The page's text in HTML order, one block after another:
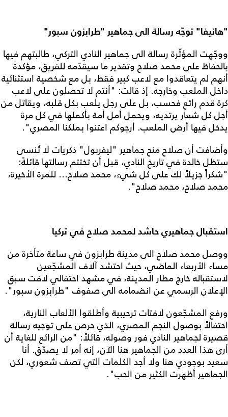
"هانيفا" توجّه رسالة الى جماهير "طرابزون سبور"
ووجّهت المؤثّرة رسالة الى جماهير النادي التركي، طالبتهم فيها
بالحفاظ على محمد صلاح وتقدير ما سيقدّمه للفريق، مؤكدةً
أنهم لم يتعاقدوا مع لاعب كبير فقط، بل مع شخصية استثنائية
داخل الملعب وخارجه. إذ قالت: "أنتم لا تحصلون على لاعب
كرة قدم رائع فحسب، بل على رجل يلعب بكل قلبه، ويقاتل من
أجل كل شعار يرتديه، ويحمل أمل أمة بأكملها في كل مرة
يدخل فيها أرض الملعب. أرجوكم اعتنوا بملكنا المصري".
وأضافت أن صلاح منح جماهير "ليفربول" ذكريات لا تُنسى
ستظل خالدة في تاريخ النادي، قبل أن تختتم رسالتها قائلةً:
"شكراً جزيلاً لكَ على كل شيء، محمد صلاح... للمرة الأخيرة،
محمد صلاح، محمد صلاح".
استقبال جماهيري حاشد لمحمد صلاح في تركيا
ووصل محمد صلاح الى مدينة طرابزون في ساعة متأخرة من
مساء الأربعاء الماضي، حيث احتشد آلاف المشجّعين
لاستقباله خارج مطار المدينة، في مشهد احتفالي لافت سبق
الإعلان الرسمي عن انضمامه الى صفوف "طرابزون سبور".
ورفع المشجّعون لافتات ترحيبية وأطلقوا الألعاب النارية،
احتفالاً بوصول النجم المصري، الذي حرص على توجيه رسالة
قصيرة لجماهير النادي فور وصوله، قائلاً: "من الرائع للغاية أن
أرى هذا العدد من الجماهير هنا الآن، إنه أمر لا يصدّق. أنا
سعيد بوجودي هنا ولا أجد الكلمات التي تصف شعوري، لكن
الجماهير أظهرت الكثير من الحب".